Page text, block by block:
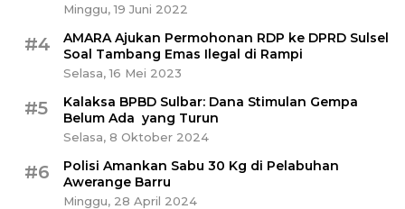
Minggu, 19 Juni 2022
#4
AMARA Ajukan Permohonan RDP ke DPRD Sulsel
Soal Tambang Emas Ilegal di Rampi
Selasa, 16 Mei 2023
#5
Kalaksa BPBD Sulbar: Dana Stimulan Gempa
Belum Ada yang Turun
Selasa, 8 Oktober 2024
#6
Polisi Amankan Sabu 30 Kg di Pelabuhan
Awerange Barru
Minggu, 28 April 2024